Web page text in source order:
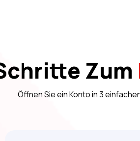
Zum
Öffnen Sie ein Konto in 3